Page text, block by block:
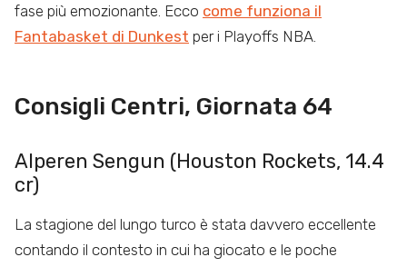
fase più emozionante. Ecco come funziona il
Fantabasket di Dunkest per i Playoffs NBA.
Consigli Centri, Giornata 64
Alperen Sengun (Houston Rockets, 14.4
cr)
La stagione del lungo turco è stata davvero eccellente
contando il contesto in cui ha giocato e le poche